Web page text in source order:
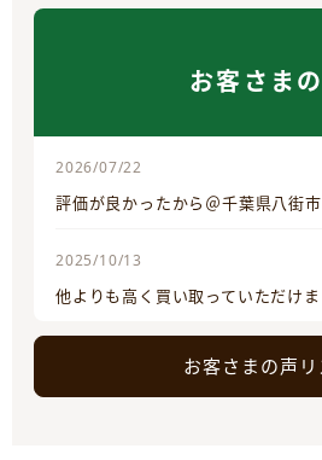
お客さまの
2026/07/22
評価が良かったから＠千葉県八街市
2025/10/13
他よりも高く買い取っていただけ
お客さまの声リ